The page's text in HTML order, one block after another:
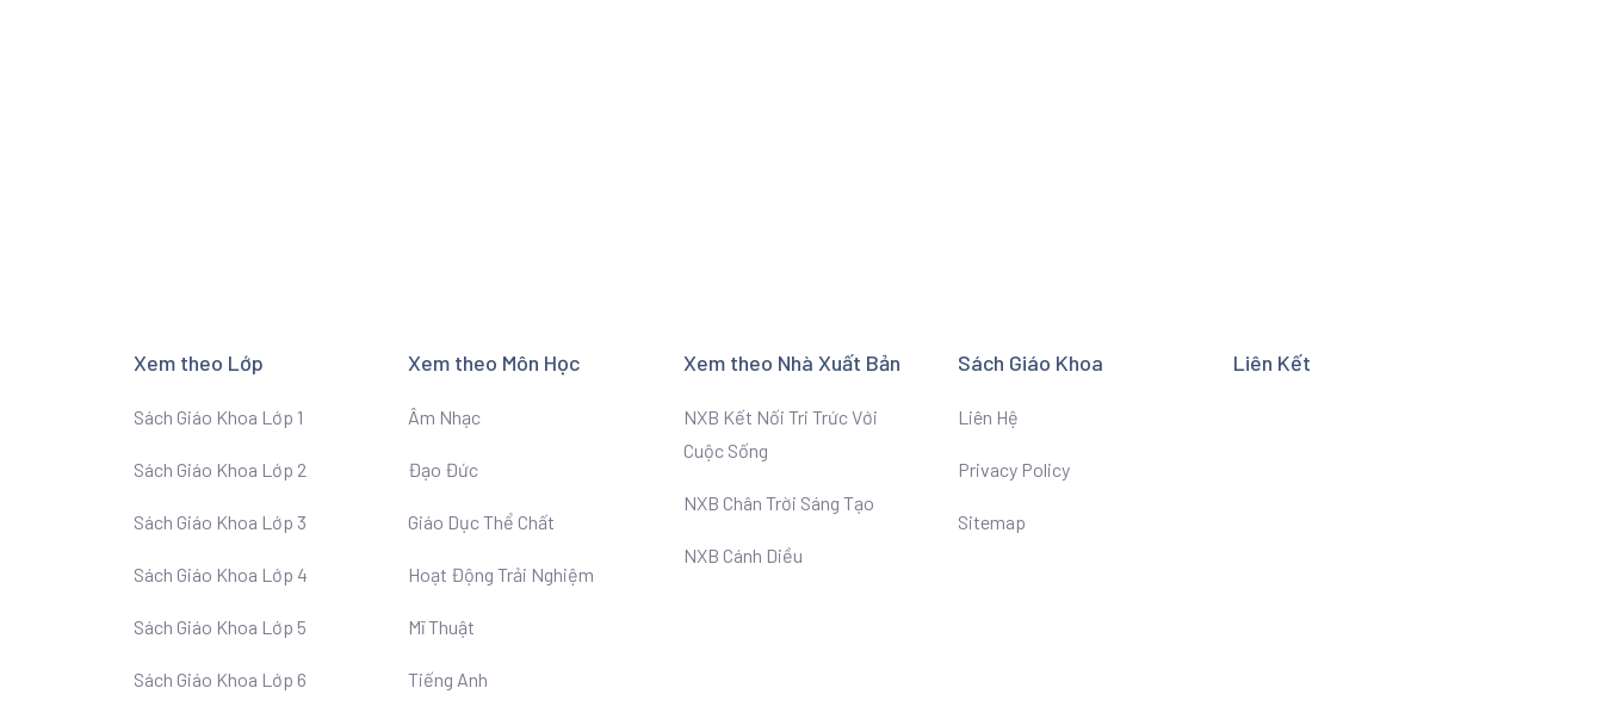
Xem theo Lớp
Sách Giáo Khoa Lớp 1
Sách Giáo Khoa Lớp 2
Sách Giáo Khoa Lớp 3
Sách Giáo Khoa Lớp 4
Sách Giáo Khoa Lớp 5
Sách Giáo Khoa Lớp 6
Xem theo Môn Học
Âm Nhạc
Đạo Đức
Giáo Dục Thể Chất
Hoạt Động Trải Nghiệm
Mĩ Thuật
Tiếng Anh
Xem theo Nhà Xuất Bản
NXB Kết Nối Tri Trức Với
Cuộc Sống
NXB Chân Trời Sáng Tạo
NXB Cánh Diều
Sách Giáo Khoa
Liên Hệ
Privacy Policy
Sitemap
Liên Kết